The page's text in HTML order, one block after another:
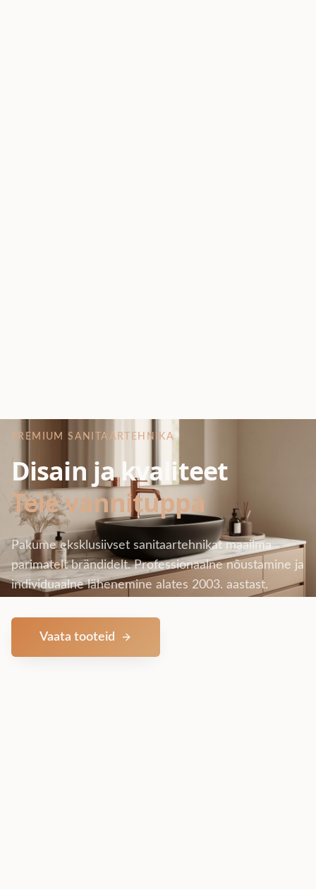
PREMIUM SANITAARTEHNIKA
Disain ja kvaliteet
Teie vannituppa
Pakume eksklusiivset sanitaartehnikat maailma
parimatelt brändidelt. Professionaalne nõustamine ja
individuaalne lähenemine alates 2003. aastast.
Vaata tooteid